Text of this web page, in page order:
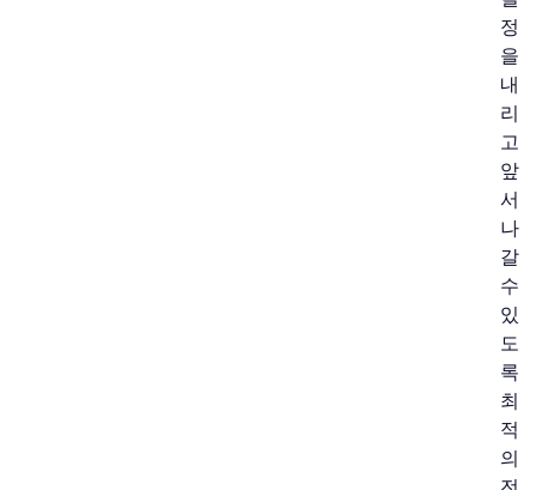
정
을
내
리
고
앞
서
나
갈
수
있
도
록
최
적
의